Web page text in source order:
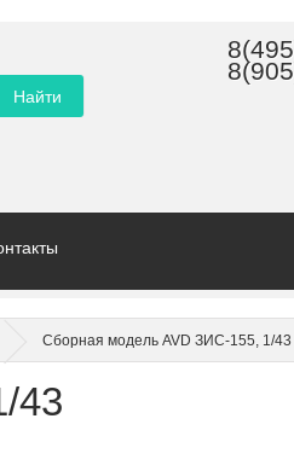
Сборная модель AVD ЗИС-155, 1/43
43